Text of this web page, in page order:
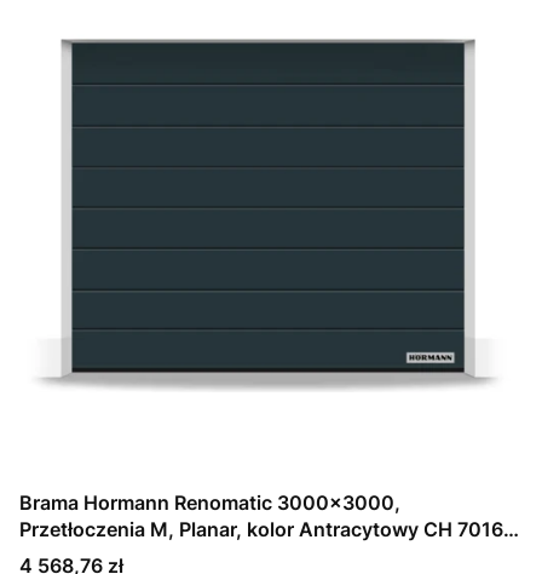
Brama Hormann Renomatic 3000x3000,
Przetłoczenia M, Planar, kolor Antracytowy CH 7016
Matt deluxe + Prowadzenie N
Cena
4 568,76 zł